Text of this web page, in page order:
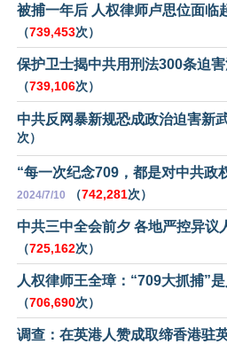
被捕一年后 人权律师卢思位面临
（739,453次）
保护卫士揭中共用刑法300条迫
（739,106次）
中共反网暴新规恐成政治迫害新
次）
“每一次纪念709，都是对中共政
2024/7/10 （742,281次）
中共三中全会前夕 各地严控异议
（725,162次）
人权律师王全璋：“709大抓捕”
（706,690次）
调查：在英港人赞成取缔香港驻